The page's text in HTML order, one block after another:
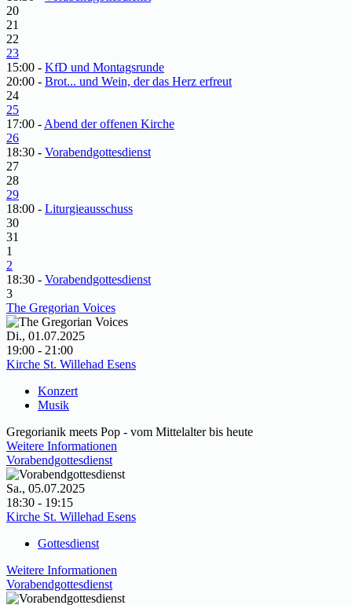
20
21
22
23
15:00 - KfD und Montagsrunde
20:00 - Brot... und Wein, der das Herz erfreut
24
25
17:00 - Abend der offenen Kirche
26
18:30 - Vorabendgottesdienst
27
28
29
18:00 - Liturgieausschuss
30
31
1
2
18:30 - Vorabendgottesdienst
3
The Gregorian Voices
Di., 01.07.2025
19:00 - 21:00
Kirche St. Willehad Esens
Konzert
Musik
Gregorianik meets Pop - vom Mittelalter bis heute
Weitere Informationen
Vorabendgottesdienst
Sa., 05.07.2025
18:30 - 19:15
Kirche St. Willehad Esens
Gottesdienst
Weitere Informationen
Vorabendgottesdienst